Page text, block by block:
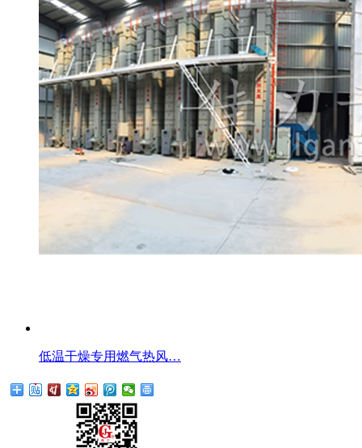
低温干燥专用燃气热风…